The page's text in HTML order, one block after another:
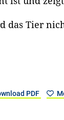
das Tier
PDF